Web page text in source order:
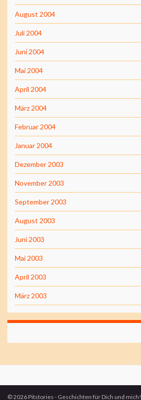
August 2004
Juli 2004
Juni 2004
Mai 2004
April 2004
März 2004
Februar 2004
Januar 2004
Dezember 2003
November 2003
September 2003
August 2003
Juni 2003
Mai 2003
April 2003
März 2003
© 2026 Pitstories - Geschichten für Dich und mich!.